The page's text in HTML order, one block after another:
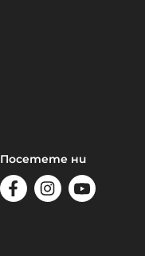
Посетете ни